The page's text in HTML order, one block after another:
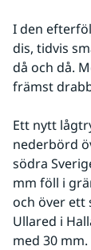
I den
dis, tidvis
då och då.
främst
Ett nytt
nederbörd
södra
mm föll i
och över ett
Ullared i
med 30 mm.